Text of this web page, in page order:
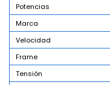
Potencias
Marca
Velocidad
Frame
Tensión